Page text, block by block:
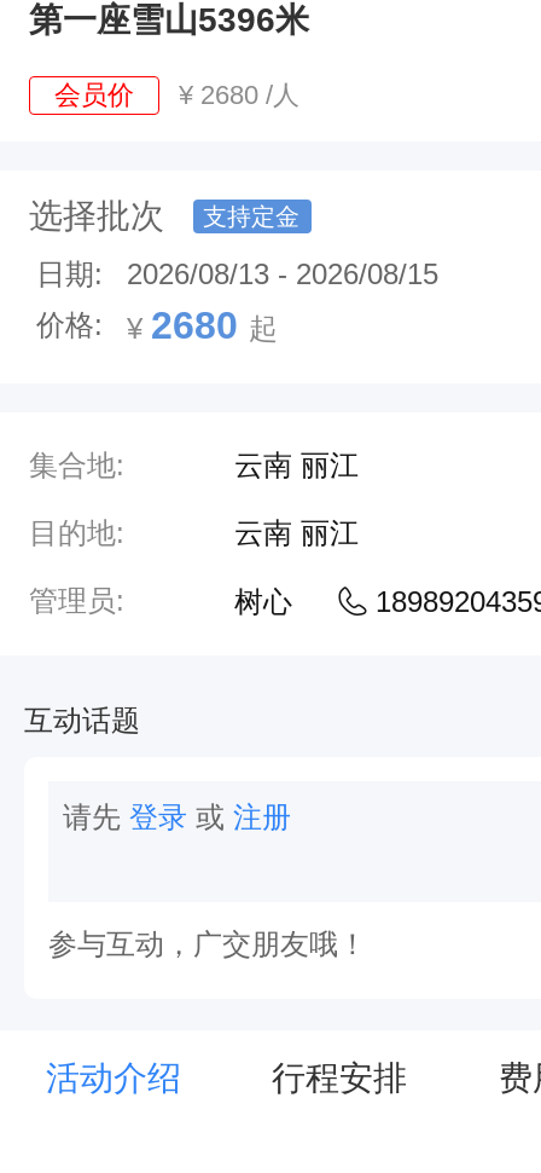
第一座雪山5396米
会员价 ¥ 2680 /人
选择批次 支持定金
日期: 2026/08/13 - 2026/08/15
价格:
¥ 2680 起
集合地: 云南 丽江
目的地: 云南 丽江
管理员: 树心
互动话题
请先 登录 或 注册
参与互动，广交朋友哦！
活动介绍 行程安排 费